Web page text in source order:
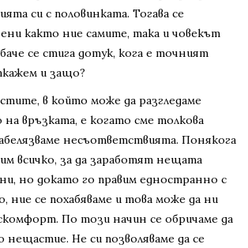
си с половинката. Тогава се
както ние самите, така и човекът
се стига дотук, кога е точният
и защо?
в който може да разгледаме
връзката, е когато сме толкова
несъответствията. Понякога
всичко, за да заработят нещата
но докато го правим едностранно с
ние се похабяваме и това може да ни
По този начин се обричаме да
нещастие. Не си позволяваме да се